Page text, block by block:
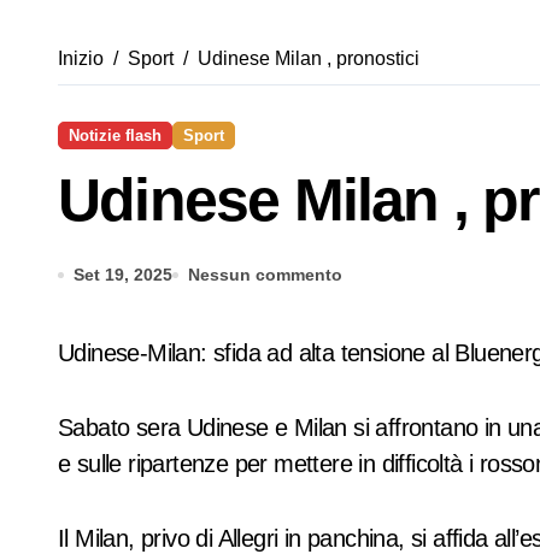
Inizio Sport Udinese Milan , pronostici
Notizie flash Sport
Udinese Milan ,
Set 19, 2025 Nessun commento
Udinese-Milan: sfida ad alta tensione al
Sabato sera Udinese e Milan si affrontano in
e sulle ripartenze per mettere in difficoltà i
Il Milan, privo di Allegri in panchina, si affida